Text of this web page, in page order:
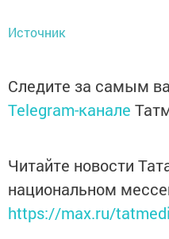
Источник
Следите за самым
Telegram-канале
Читайте новости
национальном
https://max.ru/